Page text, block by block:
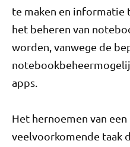
te maken en informatie
het beheren van
worden, vanwege de
apps.
Het hernoemen van
veelvoorkomende taak